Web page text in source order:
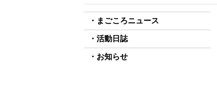
まごころニュース
活動日誌
お知らせ